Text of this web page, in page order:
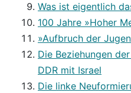
Was ist eigentlich
100 Jahre »Hoher
»Aufbruch der
Die Beziehungen
DDR mit Israel
Die linke